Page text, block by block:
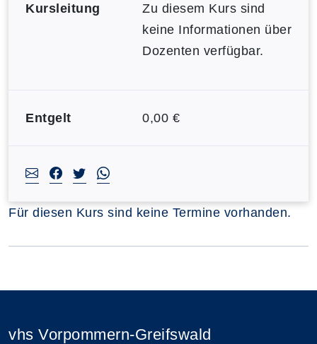
Kursleitung
Zu diesem Kurs sind
keine Informationen über
Dozenten verfügbar.
Entgelt 0,00 €
Für diesen Kurs sind keine Termine vorhanden.
vhs Vorpommern-Greifswald